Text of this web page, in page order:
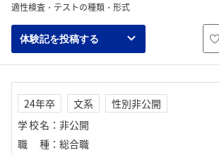
適性検査・テストの種類・形式
体験記を投稿する
24年卒 文系
性別非公開
学校名 ： 非公開
職種 ： 総合職